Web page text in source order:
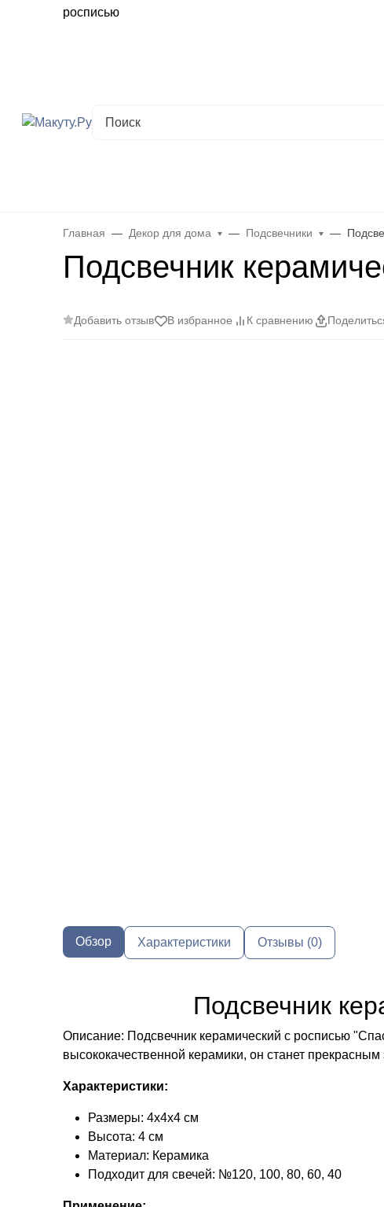
Главная Декор для дома Подсвечники
Подсвечник
Добавить отзыв В избранное К сравнению
Обзор Характеристики Отзывы (0)
Подсвечник
Описание: Подсвечник керамический с росписью
высококачественной керамики, он станет
Характеристики:
Размеры: 4х4х4 см
Высота: 4 см
Материал: Керамика
Подходит для свечей: №120, 100, 80, 60, 40